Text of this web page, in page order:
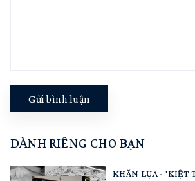
Gửi bình luận
DÀNH RIÊNG CHO BẠN
KHĂN LỤA - 'KIỆT